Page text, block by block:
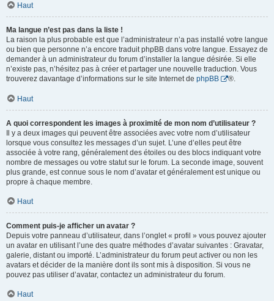
Haut
Ma langue n’est pas dans la liste !
La raison la plus probable est que l’administrateur n’a pas installé votre langue
ou bien que personne n’a encore traduit phpBB dans votre langue. Essayez de
demander à un administrateur du forum d’installer la langue désirée. Si elle
n’existe pas, n’hésitez pas à créer et partager une nouvelle traduction. Vous
trouverez davantage d’informations sur le site Internet de phpBB ®.
Haut
A quoi correspondent les images à proximité de mon nom d’utilisateur ?
Il y a deux images qui peuvent être associées avec votre nom d’utilisateur
lorsque vous consultez les messages d’un sujet. L’une d’elles peut être
associée à votre rang, généralement des étoiles ou des blocs indiquant votre
nombre de messages ou votre statut sur le forum. La seconde image, souvent
plus grande, est connue sous le nom d’avatar et généralement est unique ou
propre à chaque membre.
Haut
Comment puis-je afficher un avatar ?
Depuis votre panneau d’utilisateur, dans l’onglet « profil » vous pouvez ajouter
un avatar en utilisant l’une des quatre méthodes d’avatar suivantes : Gravatar,
galerie, distant ou importé. L’administrateur du forum peut activer ou non les
avatars et décider de la manière dont ils sont mis à disposition. Si vous ne
pouvez pas utiliser d’avatar, contactez un administrateur du forum.
Haut